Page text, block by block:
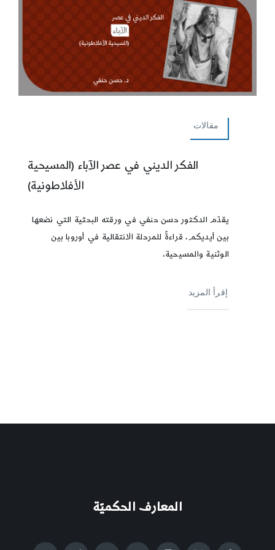
مقالات
الفكر الديني في عصر الآباء (المسيحية
الأفلاطونية)
يقدّم الدكتور حسن حنفي في ورقته البحثية التي نضعها
بين أيديكم، قراءةً للمرحلة الانتقالية في أوروبا بين
الوثنية والمسيحية،
إقرأ المزيد
المعارف الحكميّة